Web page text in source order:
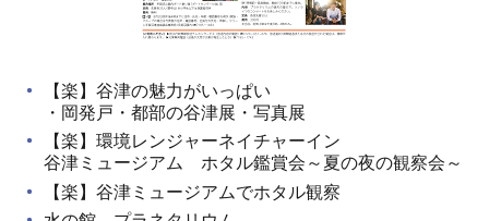
【楽】谷津の魅力がいっぱい
・岡発戸・都部の谷津展・写真展
【楽】環境レンジャーネイチャーイン
谷津ミュージアム ホタル鑑賞会～夏の夜の観察会～
【楽】谷津ミュージアムでホタル観察